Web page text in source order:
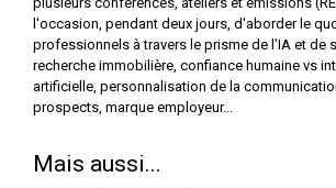
l'occasion, pendant deux jours, d'aborder le
professionnels à travers le prisme de l'IA et de
recherche immobilière, confiance humaine vs
artificielle, personnalisation de la
prospects, marque employeur...
Mais aussi...